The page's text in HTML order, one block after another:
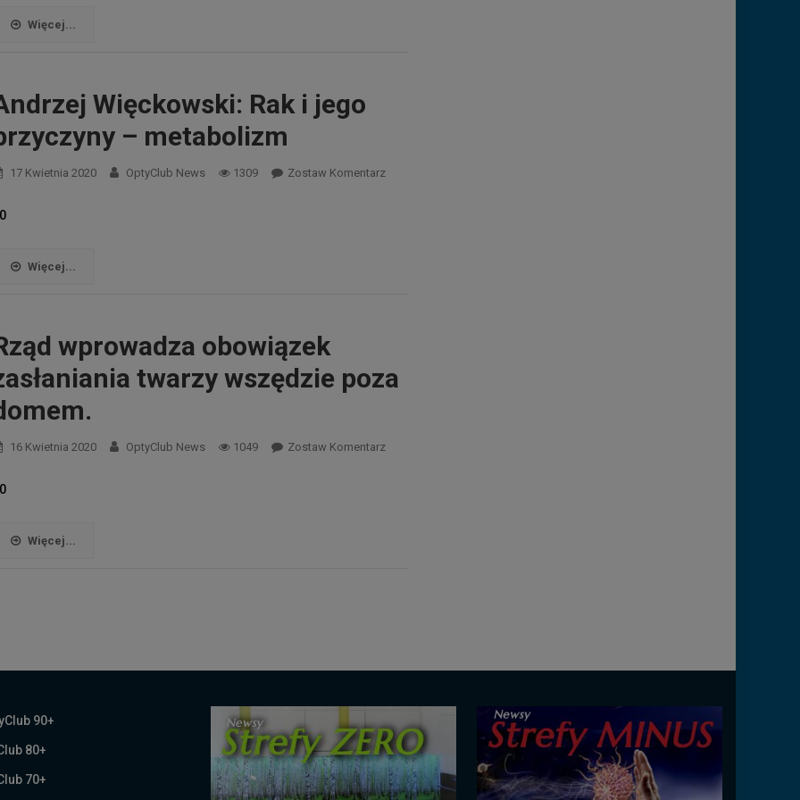
OBECNEJ
Ewa
Więcej...
Więckowski: Rak i jego
– metabolizm
17 Kwietnia 2020 OptyClub News 1309 Zostaw Komentarz
Więcej...
wprowadza obowiązek
twarzy wszędzie poza
16 Kwietnia 2020 OptyClub News 1049 Zostaw Komentarz
Więcej...
90+
80+
70+